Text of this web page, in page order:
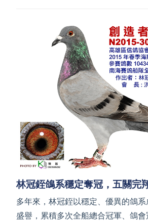
林冠銍鴿系穩定奪冠，五關完
多年來，林冠銍以穩定、優異的鴿
盛譽，累積多次全船總合冠軍、鴿